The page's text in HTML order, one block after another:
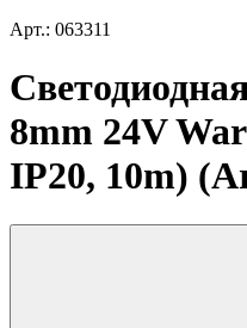
Арт.: 063311
8mm 24V
IP20, 10m)